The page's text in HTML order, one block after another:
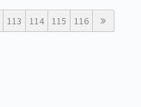
113 114 115 116